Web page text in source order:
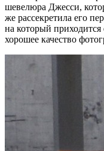
шевелюра Джесси,
же рассекретила его
на который приходится
хорошее качество